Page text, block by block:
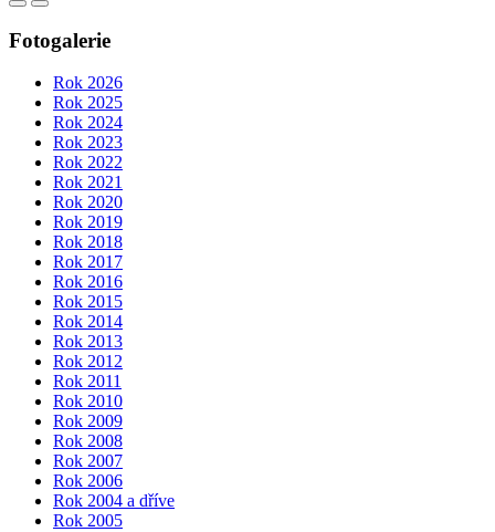
Fotogalerie
Rok 2026
Rok 2025
Rok 2024
Rok 2023
Rok 2022
Rok 2021
Rok 2020
Rok 2019
Rok 2018
Rok 2017
Rok 2016
Rok 2015
Rok 2014
Rok 2013
Rok 2012
Rok 2011
Rok 2010
Rok 2009
Rok 2008
Rok 2007
Rok 2006
Rok 2004 a dříve
Rok 2005